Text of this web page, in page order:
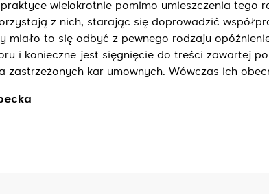
wielokrotnie pomimo umieszczenia tego
z nich, starając się doprowadzić
miało to się odbyć z pewnego rodzaju
i konieczne jest sięgnięcie do treści zawartej
zastrzeżonych kar umownych. Wówczas ich